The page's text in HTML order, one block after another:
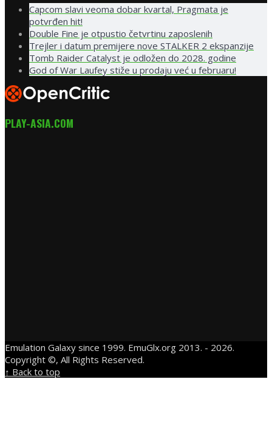
Capcom slavi veoma dobar kvartal, Pragmata je
potvrđen hit!
Double Fine je otpustio četvrtinu zaposlenih
Trejler i datum premijere nove STALKER 2 ekspanzije
Tomb Raider Catalyst je odložen do 2028. godine
God of War Laufey stiže u prodaju već u februaru!
PLAY-ASIA.COM
Emulation Galaxy since 1999. EmuGlx.org 2013. - 2026.
Copyright ©, All Rights Reserved.
↑ Back to top